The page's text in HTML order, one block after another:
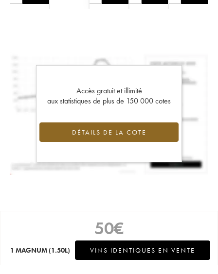
Accès gratuit et illimité
aux statistiques de plus de 150 000 cotes
DÉTAILS DE LA COTE
50€
1 MAGNUM (1.50L) VINS IDENTIQUES EN VENTE